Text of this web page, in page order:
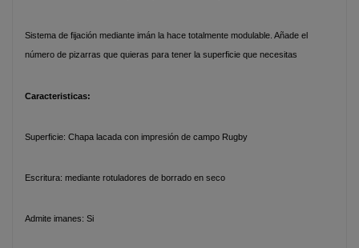
Sistema de fijación mediante imán la hace totalmente modulable. Añade el
número de pizarras que quieras para tener la superficie que necesitas
Caracteristicas:
Superficie: Chapa lacada con impresión de campo Rugby
Escritura: mediante rotuladores de borrado en seco
Admite imanes: Si